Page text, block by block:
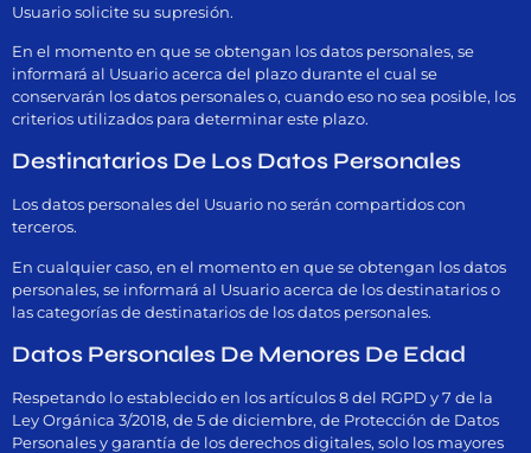
Usuario solicite su supresión.
En el momento en que se obtengan los datos personales, se
informará al Usuario acerca del plazo durante el cual se
conservarán los datos personales o, cuando eso no sea posible, los
criterios utilizados para determinar este plazo.
Destinatarios De Los Datos Personales
Los datos personales del Usuario no serán compartidos con
terceros.
En cualquier caso, en el momento en que se obtengan los datos
personales, se informará al Usuario acerca de los destinatarios o
las categorías de destinatarios de los datos personales.
Datos Personales De Menores De Edad
Respetando lo establecido en los artículos 8 del RGPD y 7 de la
Ley Orgánica 3/2018, de 5 de diciembre, de Protección de Datos
Personales y garantía de los derechos digitales, solo los mayores